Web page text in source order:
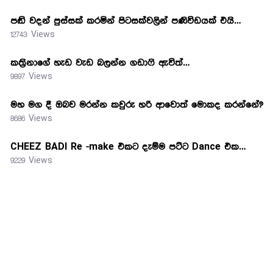
පඬි වදන් පුස්සක් කරමින් පිටසක්වලින් පණිවිඩයක් එයි…
12743 Views
කත්‍රිනාගේ හැඩ වැඩ බලන්න ගඩාෆි ඇවිත්…
9897 Views
මහ මග දී ඔබව මරන්න කවුරු හරි ආවොත් මොකද කරන්නේ?
8686 Views
CHEEZ BADI Re -make එකට දැම්ම පට්ට Dance එක…
9229 Views